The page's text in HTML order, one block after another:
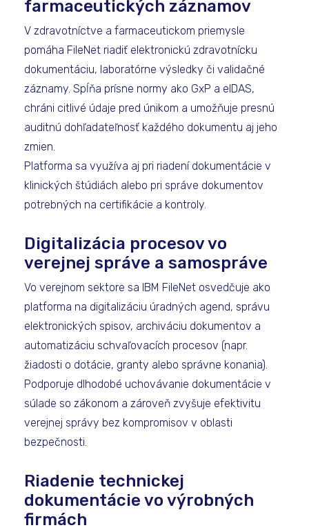
farmaceutických záznamov
V zdravotníctve a farmaceutickom priemysle
pomáha FileNet riadiť elektronickú zdravotnícku
dokumentáciu, laboratórne výsledky či validačné
záznamy. Spĺňa prísne normy ako GxP a eIDAS,
chráni citlivé údaje pred únikom a umožňuje presnú
auditnú dohľadateľnosť každého dokumentu aj jeho
zmien.
Platforma sa využíva aj pri riadení dokumentácie v
klinických štúdiách alebo pri správe dokumentov
potrebných na certifikácie a kontroly.
Digitalizácia procesov vo
verejnej správe a samospráve
Vo verejnom sektore sa IBM FileNet osvedčuje ako
platforma na digitalizáciu úradných agend, správu
elektronických spisov, archiváciu dokumentov a
automatizáciu schvaľovacích procesov (napr.
žiadosti o dotácie, granty alebo správne konania).
Podporuje dlhodobé uchovávanie dokumentácie v
súlade so zákonom a zároveň zvyšuje efektivitu
verejnej správy bez kompromisov v oblasti
bezpečnosti.
Riadenie technickej
dokumentácie vo výrobných
firmách